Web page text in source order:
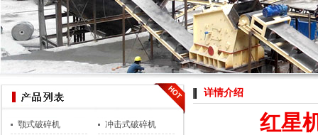
颚式破碎机 冲击式破碎机
详情介绍
红星